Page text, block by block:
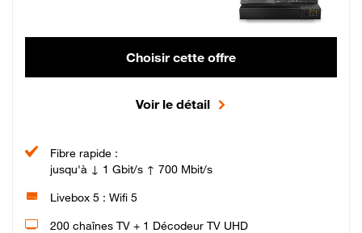
Choisir cette offre
Voir le détail
Fibre rapide :
jusqu'à ↓ 1 Gbit/s ↑ 700 Mbit/s
Livebox 5 : Wifi 5
200 chaînes TV + 1 Décodeur TV UHD